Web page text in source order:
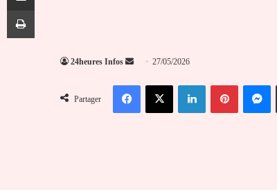
24heures Infos
Envoyer
courriel
27/05/2026
Partager
FacebookX LinkedinPinterest